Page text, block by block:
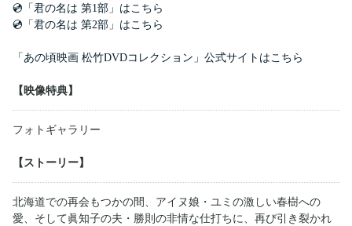
💿「君の名は 第1部」はこちら
💿「君の名は 第2部」はこちら
「あの頃映画 松竹DVDコレクション」公式サイトはこちら
【映像特典】
フォトギャラリー
【ストーリー】
北海道での再会もつかの間、アイヌ娘・ユミの激しい春樹への
愛、そして眞知子の夫・勝則の非情な仕打ちに、再び引き裂かれ